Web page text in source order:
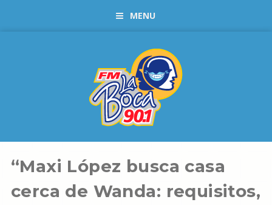
MENU
“Maxi López busca casa
cerca de Wanda: requisitos,